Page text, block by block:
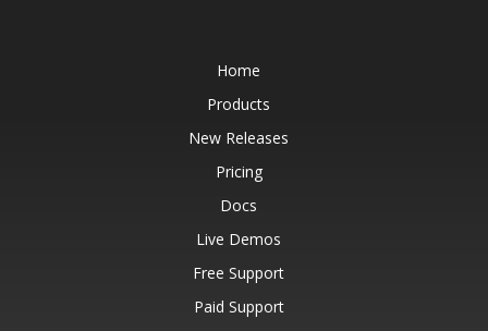
Home
Products
New Releases
Pricing
Docs
Live Demos
Free Support
Paid Support